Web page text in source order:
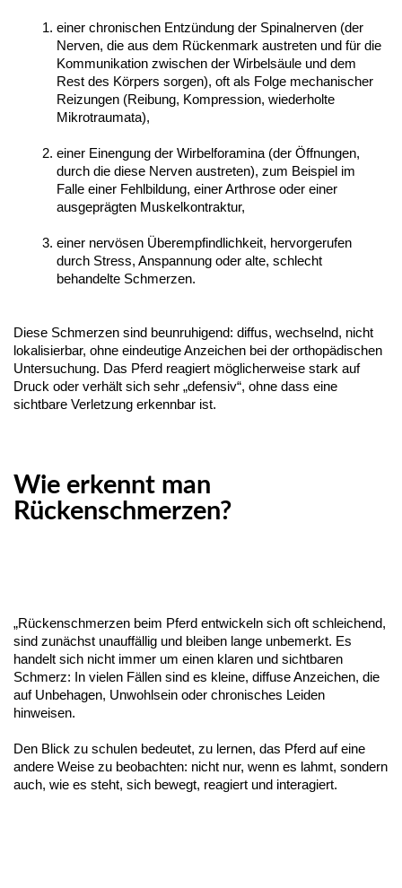
einer chronischen Entzündung der Spinalnerven (der
Nerven, die aus dem Rückenmark austreten und für die
Kommunikation zwischen der Wirbelsäule und dem
Rest des Körpers sorgen), oft als Folge mechanischer
Reizungen (Reibung, Kompression, wiederholte
Mikrotraumata),
einer Einengung der Wirbelforamina (der Öffnungen,
durch die diese Nerven austreten), zum Beispiel im
Falle einer Fehlbildung, einer Arthrose oder einer
ausgeprägten Muskelkontraktur,
einer nervösen Überempfindlichkeit, hervorgerufen
durch Stress, Anspannung oder alte, schlecht
behandelte Schmerzen.
Diese Schmerzen sind beunruhigend: diffus, wechselnd, nicht
lokalisierbar, ohne eindeutige Anzeichen bei der orthopädischen
Untersuchung. Das Pferd reagiert möglicherweise stark auf
Druck oder verhält sich sehr „defensiv“, ohne dass eine
sichtbare Verletzung erkennbar ist.
Wie erkennt man
Rückenschmerzen?
„Rückenschmerzen beim Pferd entwickeln sich oft schleichend,
sind zunächst unauffällig und bleiben lange unbemerkt. Es
handelt sich nicht immer um einen klaren und sichtbaren
Schmerz: In vielen Fällen sind es kleine, diffuse Anzeichen, die
auf Unbehagen, Unwohlsein oder chronisches Leiden
hinweisen.
Den Blick zu schulen bedeutet, zu lernen, das Pferd auf eine
andere Weise zu beobachten: nicht nur, wenn es lahmt, sondern
auch, wie es steht, sich bewegt, reagiert und interagiert.